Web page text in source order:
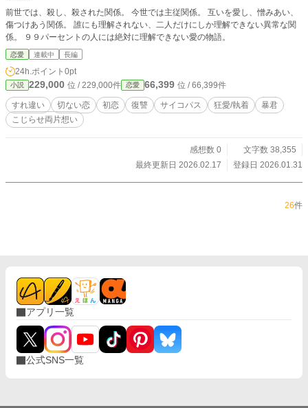
前世では、殺し、殺された関係。 今世では主従関係。 互いを愛し、憎みあい、
傷つけあう関係。 誰にも理解されない、二人だけにしか理解できない異常な関
係。 ９９パーセントの人には絶対に理解できない愛の物語。
恋愛 連載中 長編
24h.ポイント 0pt
小説 229,000 位 / 229,000件 恋愛 66,399 位 / 66,399件
すれ違い 切ない恋 初恋 復讐 サイコパス 狂愛/執着
暴君
こじらせ両片想い
感想数 0
文字数 38,355
最終更新日 2026.02.17
登録日 2026.01.31
26件
アプリ一覧
公式SNS一覧